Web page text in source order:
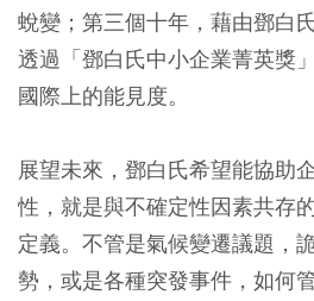
蛻變；第三個十年，藉由鄧白
透過「鄧白氏中小企業菁英獎
國際上的能見度。
展望未來，鄧白氏希望能協助
性，就是與不確定性因素共存
定義。不管是氣候變遷議題，
勢，或是各種突發事件，如何